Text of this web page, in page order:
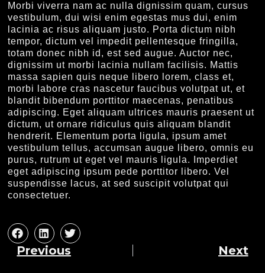
Morbi viverra nam ac nulla dignissim quam, cursus
vestibulum, dui wisi enim egestas mus dui, enim
lacinia ac risus aliquam justo. Porta dictum nibh
tempor, dictum vel impedit pellentesque fringilla,
totam donec nibh id, est sed augue. Auctor nec,
dignissim ut morbi lacinia nullam facilisis. Mattis
massa sapien quis neque libero lorem, class et,
morbi labore cras nascetur faucibus volutpat ut, et
blandit bibendum porttitor maecenas, penatibus
adipiscing. Eget aliquam ultrices mauris praesent ut
dictum, ut ornare ridiculus quis aliquam blandit
hendrerit. Elementum porta ligula, ipsum amet
vestibulum tellus, accumsan augue libero, omnis eu
purus, rutrum ut eget vel mauris ligula. Imperdiet
eget adipiscing ipsum pede porttitor libero. Vel
suspendisse lacus, at sed suscipit volutpat qui
consectetuer.
Previous Next